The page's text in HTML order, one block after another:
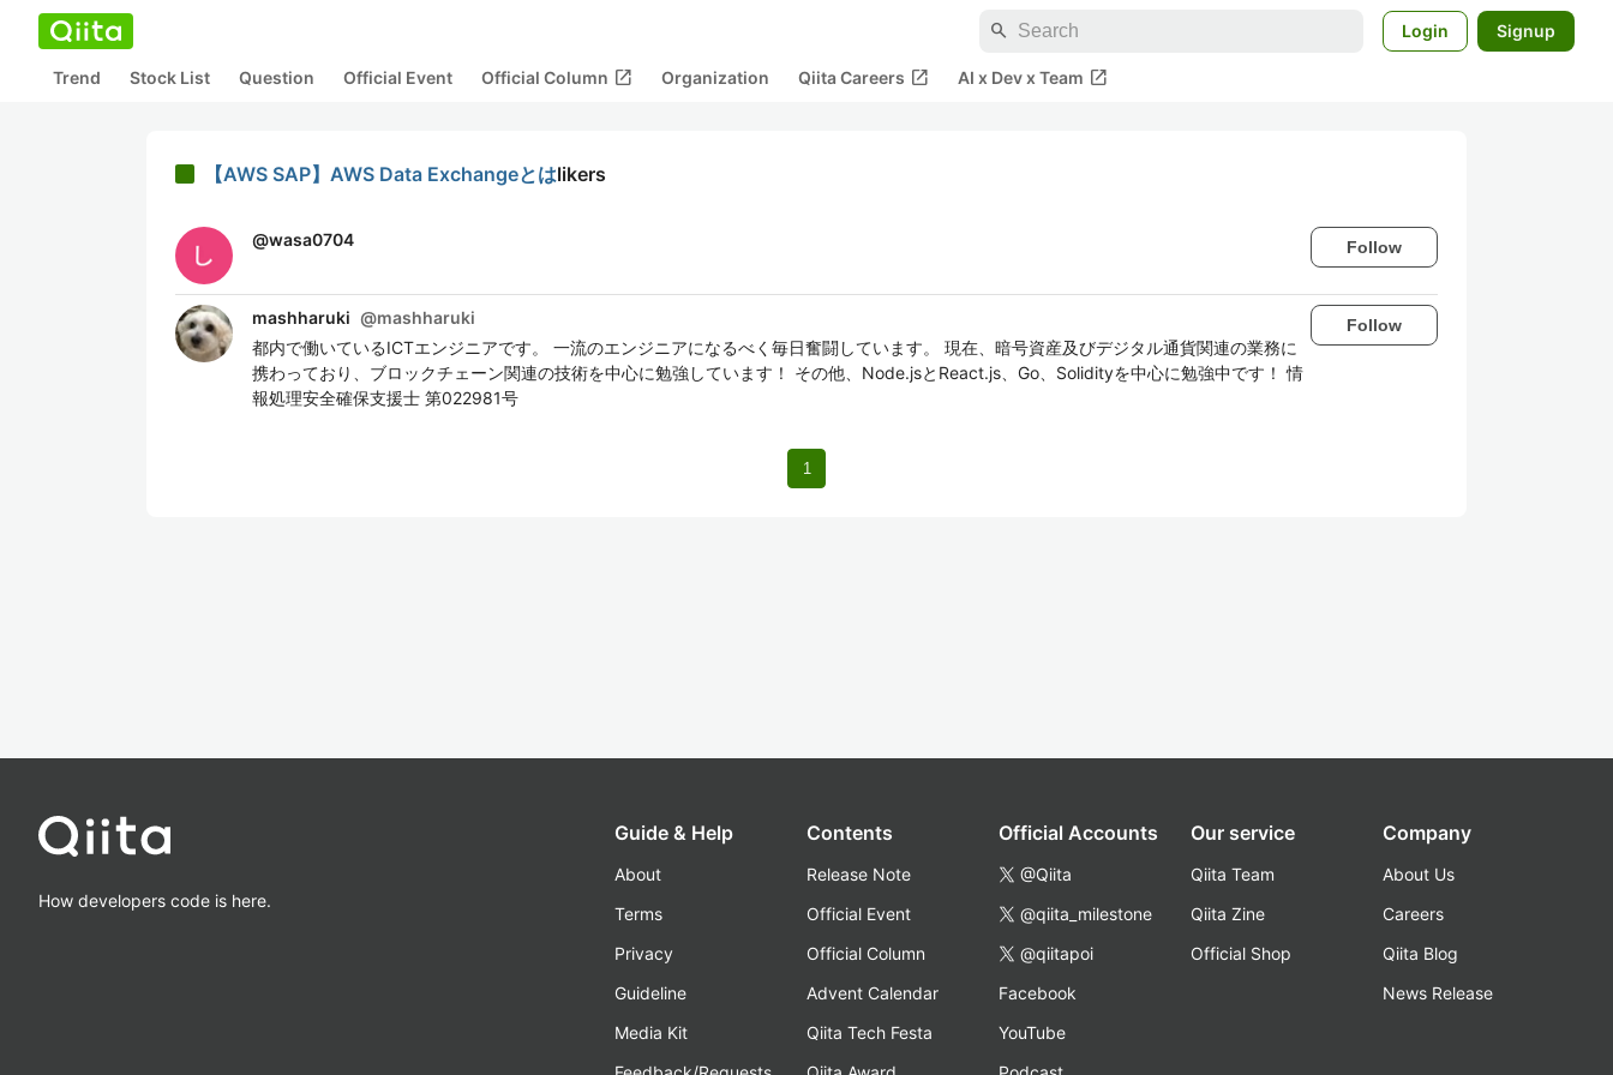
search Login Signup
Trend Stock List Question Official Event Official Column open_in_new Organization Qiita Careers open_in_new AI x Dev x Team open_in_new
【AWS SAP】AWS Data Exchangeとはlikers
@wasa0704 Follow
mashharuki @mashharuki
都内で働いているICTエンジニアです。 一流のエンジニアになるべく毎日奮闘しています。 現在、暗号資産及びデジタル通貨関連の業務に
携わっており、ブロックチェーン関連の技術を中心に勉強しています！ その他、Node.jsとReact.js、Go、Solidityを中心に勉強中です！ 情
報処理安全確保支援士 第022981号
Follow
1
How developers code is here.
Guide & Help
About
Terms
Privacy
Guideline
Media Kit
Contents
Release Note
Official Event
Official Column
Advent Calendar
Qiita Tech Festa
Official Accounts
@Qiita
@qiita_milestone
@qiitapoi
Facebook
YouTube
Our service
Qiita Team
Qiita Zine
Official Shop
Company
About Us
Careers
Qiita Blog
News Release